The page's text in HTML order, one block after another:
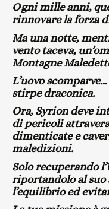
Ogni mille anni,
rinnovare la forza
Ma una notte,
vento taceva,
Montagne
L’uovo
stirpe draconica.
Ora, Syrion deve
di pericoli
dimenticate e
maledizioni.
Solo recuperando
riportandolo al
l’equilibrio ed